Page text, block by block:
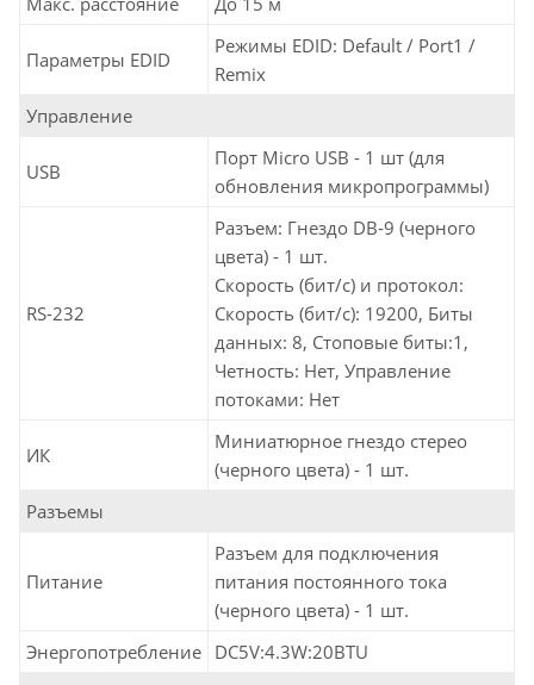
Параметры EDID
Режимы EDID: Default / Port1 /
Remix
Управление
USB
Порт Micro USB - 1 шт (для
обновления микропрограммы)
RS-232
Разъем: Гнездо DB-9 (черного
цвета) - 1 шт.
Скорость (бит/с) и протокол:
Скорость (бит/с): 19200, Биты
данных: 8, Стоповые биты:1,
Четность: Нет, Управление
потоками: Нет
ИК
Миниатюрное гнездо стерео
(черного цвета) - 1 шт.
Разъемы
Питание
Разъем для подключения
питания постоянного тока
(черного цвета) - 1 шт.
Энергопотребление DC5V:4.3W:20BTU